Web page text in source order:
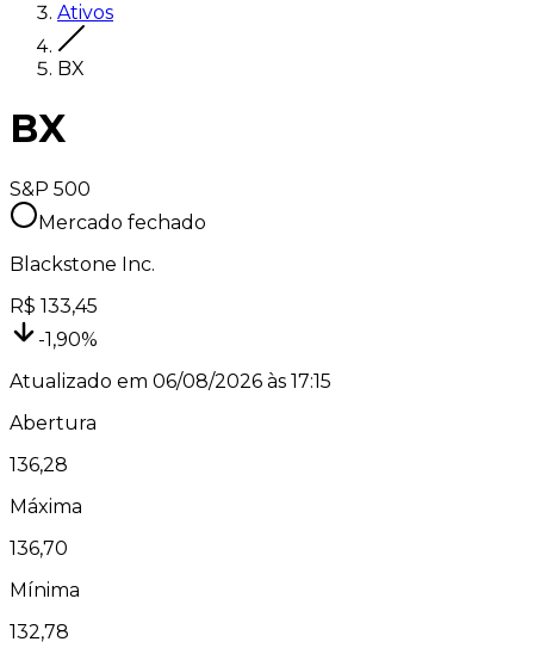
Ativos
BX
BX
S&P 500
Mercado fechado
Blackstone Inc.
R$ 133,45
-1,90%
Atualizado em 06/08/2026 às 17:15
Abertura
136,28
Máxima
136,70
Mínima
132,78